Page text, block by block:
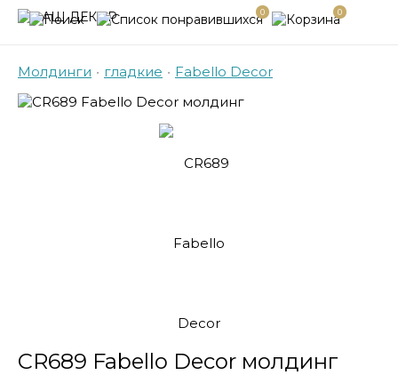
0 0
Молдинги • гладкие • Fabello Decor
CR689 Fabello Decor молдинг